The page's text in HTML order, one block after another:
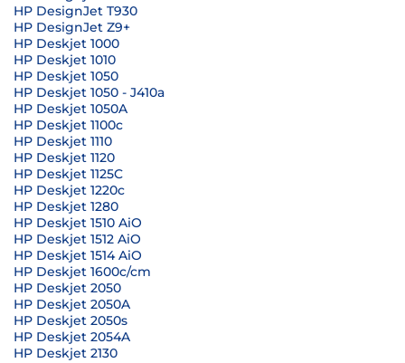
HP DesignJet T930
HP DesignJet Z9+
HP Deskjet 1000
HP Deskjet 1010
HP Deskjet 1050
HP Deskjet 1050 - J410a
HP Deskjet 1050A
HP Deskjet 1100c
HP Deskjet 1110
HP Deskjet 1120
HP Deskjet 1125C
HP Deskjet 1220c
HP Deskjet 1280
HP Deskjet 1510 AiO
HP Deskjet 1512 AiO
HP Deskjet 1514 AiO
HP Deskjet 1600c/cm
HP Deskjet 2050
HP Deskjet 2050A
HP Deskjet 2050s
HP Deskjet 2054A
HP Deskjet 2130